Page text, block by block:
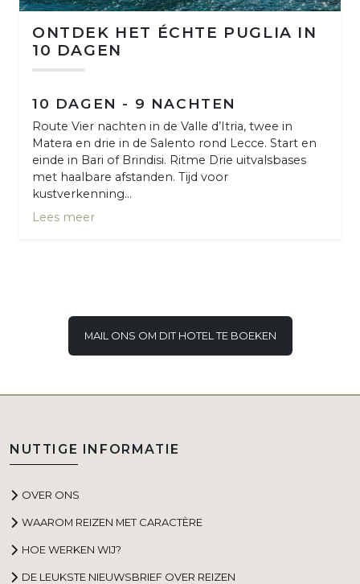
ONTDEK HET ÉCHTE PUGLIA IN
10 DAGEN
10 DAGEN - 9 NACHTEN
Route Vier nachten in de Valle d’Itria, twee in
Matera en drie in de Salento rond Lecce. Start en
einde in Bari of Brindisi. Ritme Drie uitvalsbases
met haalbare afstanden. Tijd voor
kustverkenning...
Lees meer
MAIL ONS OM DIT HOTEL TE BOEKEN
NUTTIGE INFORMATIE
OVER ONS
WAAROM REIZEN MET CARACTÈRE
HOE WERKEN WIJ?
DE LEUKSTE NIEUWSBRIEF OVER REIZEN